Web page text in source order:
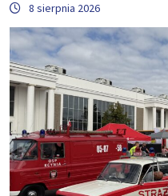
8 sierpnia 2026